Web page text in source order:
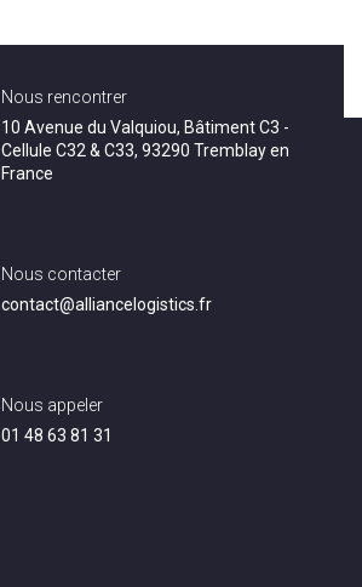
Nous rencontrer
10 Avenue du Valquiou, Bâtiment C3 -
Cellule C32 & C33, 93290 Tremblay en
France
Nous contacter
contact@alliancelogistics.fr
Nous appeler
01 48 63 81 31